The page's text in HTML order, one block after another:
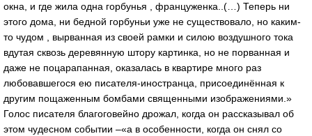
окна, и где жила одна горбунья , француженка..(…) Теперь ни
этого дома, ни бедной горбуньи уже не существовало, но каким-
то чудом , вырванная из своей рамки и силою воздушного тока
вдутая сквозь деревянную штору картинка, но не порванная и
даже не поцарапанная, оказалась в квартире много раз
любовавшегося ею писателя-иностранца, присоединённая к
другим пощаженным бомбами священными изображениями.»
Голос писателя благоговейно дрожал, когда он рассказывал об
этом чудесном событии –«а в особенности, когда он снял со